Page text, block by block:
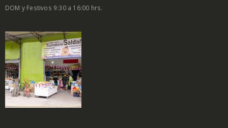
DOM y Festivos 9:30 a 16:00 hrs.